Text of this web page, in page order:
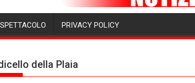
SPETTACOLO PRIVACY POLICY
della Plaia